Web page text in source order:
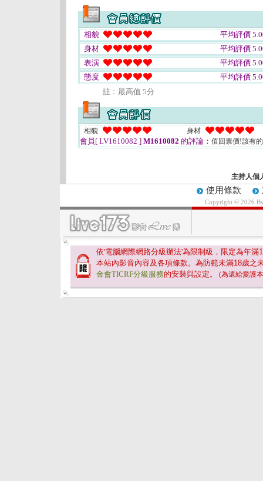
相貌
平均評價
身材
平均評價
表演
平均評價
態度
平均評價
註﹕最高值 5分
相貌 身材
會員[ LV1610082 ] M1610082 的評論： 值回票價!該有
主持人個
使用條款
Copyright © 2026
依'電腦網際網路分級辦法'為限制級，限定為年滿
本站內影音內容及各項條款。為防範未滿18歲之
金會TICRF分級服務的安裝與設定。 (為還給愛護